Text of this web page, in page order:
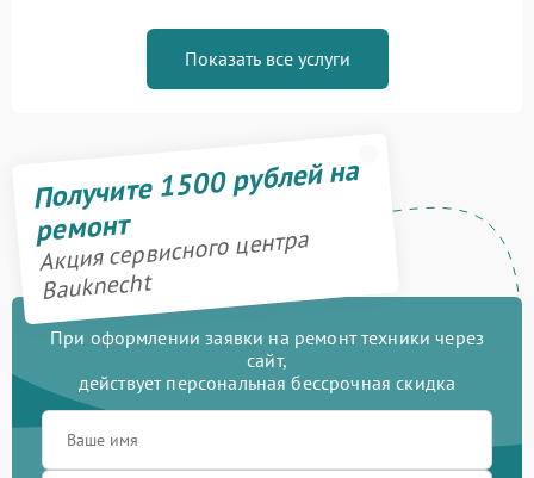
Показать все услуги
Получите 1500 рублей на
ремонт
Акция сервисного центра
Bauknecht
При оформлении заявки на ремонт техники через
сайт,
действует персональная бессрочная скидка